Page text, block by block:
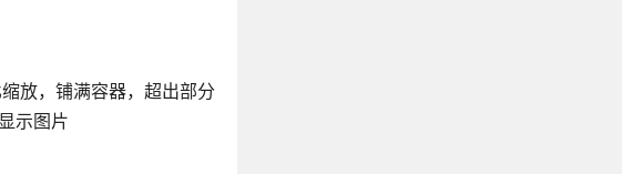
放，铺满容器，超出部分
示图片